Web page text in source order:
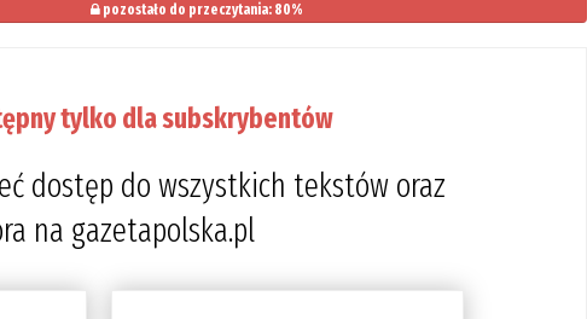
pozostało do przeczytania: 80%
tylko dla subskrybentów
dostęp do wszystkich tekstów oraz
na gazetapolska.pl